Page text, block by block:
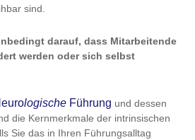
sind.
darauf, dass Mitarbeitende
werden oder sich selbst
logischeFührung und dessen
die Kernmerkmale der intrinsischen
Sie das in Ihren Führungsalltag